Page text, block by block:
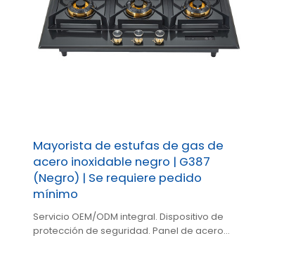
Mayorista de estufas de gas de
acero inoxidable negro | G387
(Negro) | Se requiere pedido
mínimo
Servicio OEM/ODM integral. Dispositivo de
protección de seguridad. Panel de acero